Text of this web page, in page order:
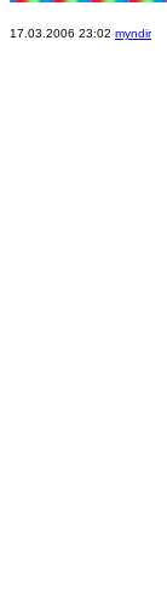
17.03.2006 23:02 myndir